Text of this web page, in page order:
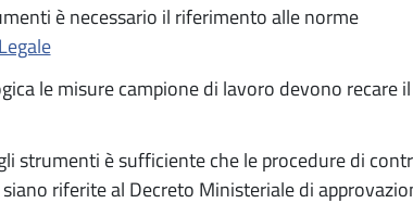
è necessario il riferimento alle norme
le misure campione di lavoro devono recare
strumenti è sufficiente che le procedure di
riferite al Decreto Ministeriale di